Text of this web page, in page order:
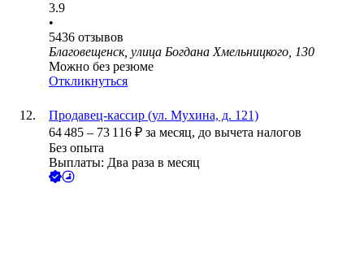
3.9
•
5436 отзывов
Благовещенск, улица Богдана Хмельницкого, 130
Можно без резюме
Откликнуться
Продавец-кассир (ул. Мухина, д. 121)
64 485 – 73 116 ₽ за месяц, до вычета налогов
Без опыта
Выплаты: Два раза в месяц